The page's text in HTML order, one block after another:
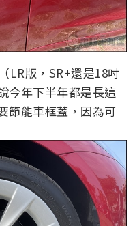
LR版，SR+還是18吋
今年下半年都是長這
節能車框蓋，因為可